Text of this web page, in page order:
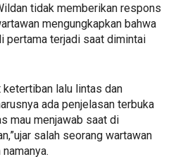
tidak memberikan respons
mengungkapkan bahwa
pertama terjadi saat dimintai
ketertiban lalu lintas dan
ada penjelasan terbuka
mau menjawab saat di
salah seorang wartawan